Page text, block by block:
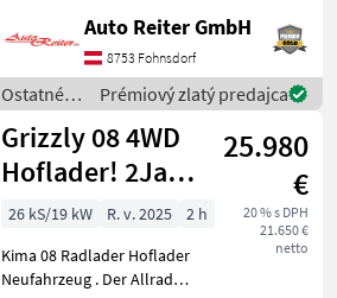
Kompaktlader, der sich
ideal für Bau-, Hof-, Garten-
und Landschaftsarbeiten
eignet. Dank sei
Auto Reiter GmbH
8753 Fohnsdorf
Ostatné
poľnohospodárske
silové
stroje /
Grizzly
Prémiový zlatý predajca
Grizzly 08 4WD
Hoflader! 2Jahre
mobile Garantie!
25.980
€
20 % s DPH
21.650 €
netto
26 kS/19 kW R. v. 2025
2 h
Kima 08 Radlader Hoflader
Neufahrzeug . Der Allrad